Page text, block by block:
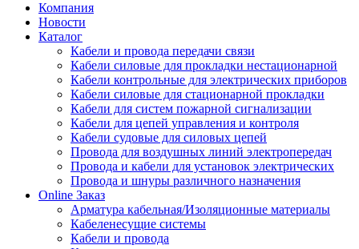
Компания
Новости
Каталог
Кабели и провода передачи связи
Кабели силовые для прокладки нестационарной
Кабели контрольные для электрических приборов
Кабели силовые для стационарной прокладки
Кабели для систем пожарной сигнализации
Кабели для цепей управления и контроля
Кабели судовые для силовых цепей
Провода для воздушных линий электропередач
Провода и кабели для установок электрических
Провода и шнуры различного назначения
Online Заказ
Арматура кабельная/Изоляционные материалы
Кабеленесущие системы
Кабели и провода